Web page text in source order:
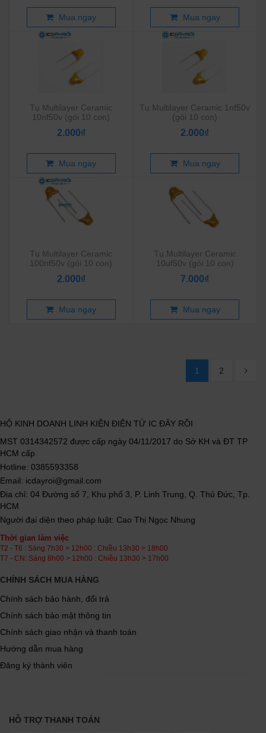
Mua ngay Mua ngay
Tụ Multilayer Ceramic
10nf50v (gói 10 con)
2.000₫
Mua ngay
Tụ Multilayer Ceramic 1nf50v
(gói 10 con)
2.000₫
Mua ngay
Tụ Multilayer Ceramic
100nf50v (gói 10 con)
2.000₫
Mua ngay
Tụ Multilayer Ceramic
10uf50v (gói 10 con)
7.000₫
Mua ngay
1 2
HỘ KINH DOANH LINH KIỆN ĐIỆN TỬ IC ĐÂY RỒI
MST 0314342572 được cấp ngày 04/11/2017 do Sở KH và ĐT TP
HCM cấp
Hotline: 0385593358
Email: icdayroi@gmail.com
Địa chỉ: 04 Đường số 7, Khu phố 3, P. Linh Trung, Q. Thủ Đức, Tp.
HCM
Người đại diện theo pháp luật: Cao Thị Ngọc Nhung
Thời gian làm việc
T2 - T6 : Sáng 7h30 > 12h00 : Chiều 13h30 > 18h00
T7 - CN: Sáng 8h00 > 12h00 : Chiều 13h30 > 17h00
CHÍNH SÁCH MUA HÀNG
Chính sách bảo hành, đổi trả
Chính sách bảo mật thông tin
Chính sách giao nhận và thanh toán
Hướng dẫn mua hàng
Đăng ký thành viên
HỖ TRỢ THANH TOÁN